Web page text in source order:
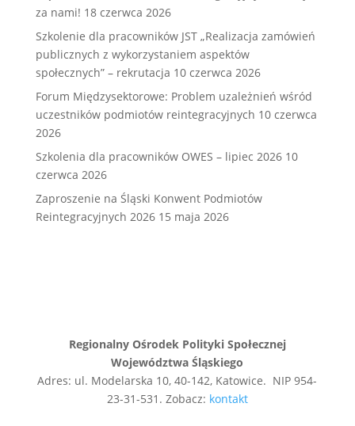
za nami! 18 czerwca 2026
Szkolenie dla pracowników JST „Realizacja zamówień
publicznych z wykorzystaniem aspektów
społecznych” – rekrutacja 10 czerwca 2026
Forum Międzysektorowe: Problem uzależnień wśród
uczestników podmiotów reintegracyjnych 10 czerwca
2026
Szkolenia dla pracowników OWES – lipiec 2026 10
czerwca 2026
Zaproszenie na Śląski Konwent Podmiotów
Reintegracyjnych 2026 15 maja 2026
Regionalny Ośrodek Polityki Społecznej
Województwa Śląskiego
Adres: ul. Modelarska 10, 40-142, Katowice. NIP 954-
23-31-531. Zobacz: kontakt